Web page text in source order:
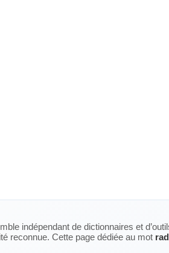
indépendant de dictionnaires et
reconnue. Cette page dédiée au mot